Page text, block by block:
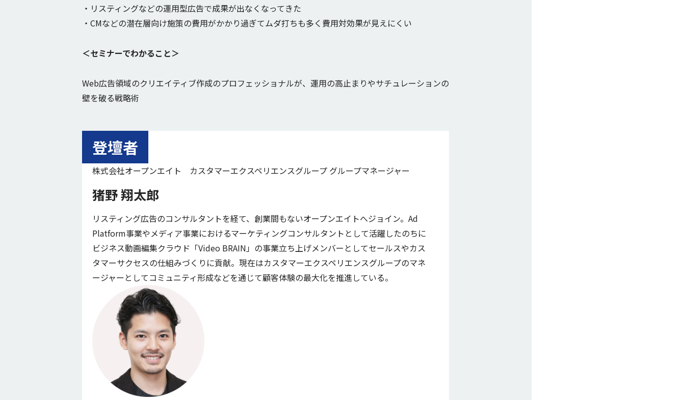
・リスティングなどの運用型広告で成果が出なくなってきた
・CMなどの潜在層向け施策の費用がかかり過ぎてムダ打ちも多く費用対効果が見えにくい
＜セミナーでわかること＞
Web広告領域のクリエイティブ作成のプロフェッショナルが、運用の高止まりやサチュレーションの
壁を破る戦略術
登壇者
株式会社オープンエイト カスタマーエクスペリエンスグループ グループマネージャー
猪野 翔太郎
リスティング広告のコンサルタントを経て、創業間もないオープンエイトへジョイン。Ad
Platform事業やメディア事業におけるマーケティングコンサルタントとして活躍したのちに
ビジネス動画編集クラウド「Video BRAIN」の事業立ち上げメンバーとしてセールスやカス
タマーサクセスの仕組みづくりに貢献。現在はカスタマーエクスペリエンスグループのマネ
ージャーとしてコミュニティ形成などを通じて顧客体験の最大化を推進している。